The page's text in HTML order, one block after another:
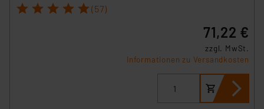
1 2 3 4 5 (57)
71,22 €
zzgl. MwSt.
Informationen zu Versandkosten